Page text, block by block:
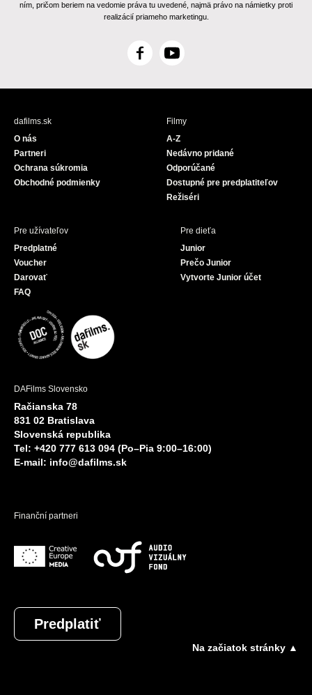
ním, pričom beriem na vedomie práva tu uvedené, najmä právo na námietky proti
realizácií priameho marketingu.
F
c
Y
u
e
dafilms.sk
O nás
Partneri
Ochrana súkromia
Obchodné podmienky
Filmy
A-Z
Nedávno pridané
Odporúčané
Dostupné pre predplatiteľov
Režiséri
Pre užívateľov
Predplatné
Voucher
Darovať
FAQ
Pre dieťa
Junior
Prečo Junior
Vytvorte Junior účet
DAFilms Slovensko
Račianska 78
831 02 Bratislava
Slovenská republika
Tel: +420 777 613 094 (Po–Pia 9:00–16:00)
E-mail: info@dafilms.sk
Finanční partneri
Predplatiť
Na začiatok stránky ▲